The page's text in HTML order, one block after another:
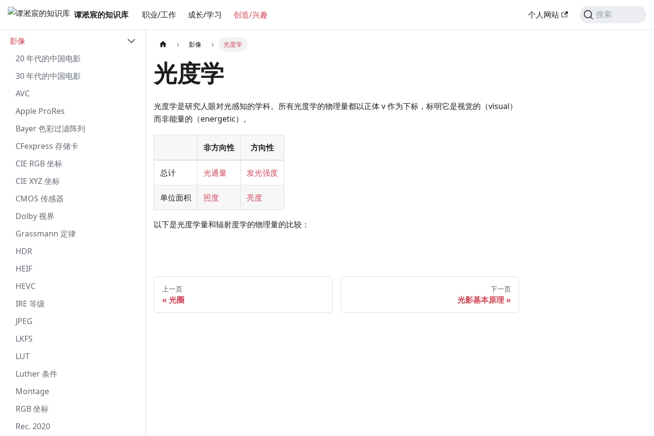
谭淞宸的知识库 职业/工作 成长/学习 创造/兴趣 个人网站 搜索
影像
20 年代的中国电影
30 年代的中国电影
AVC
Apple ProRes
Bayer 色彩过滤阵列
CFexpress 存储卡
CIE RGB 坐标
CIE XYZ 坐标
CMOS 传感器
Dolby 视界
Grassmann 定律
HDR
HEIF
HEVC
IRE 等级
JPEG
LKFS
LUT
Luther 条件
Montage
RGB 坐标
Rec. 2020
影像 光度学
光度学
光度学是研究人眼对光感知的学科。所有光度学的物理量都以正体 v 作为下标，标明它是视觉的（visual）
而非能量的（energetic）。
非方向性 方向性
总计 光通量 发光强度
单位面积 照度 亮度
以下是光度学量和辐射度学的物理量的比较：
上一页
光圈
下一页
光影基本原理